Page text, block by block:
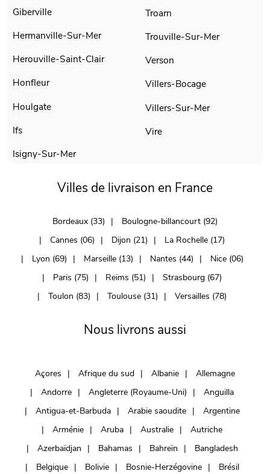
Giberville
Hermanville-Sur-Mer
Herouville-Saint-Clair
Honfleur
Houlgate
Ifs
Isigny-Sur-Mer
Troarn
Trouville-Sur-Mer
Verson
Villers-Bocage
Villers-Sur-Mer
Vire
Villes de livraison en France
Bordeaux (33)
Boulogne-billancourt (92)
Cannes (06)
Dijon (21)
La Rochelle (17)
Lyon (69)
Marseille (13) Nantes (44)
Nice (06)
Paris (75)
Reims (51)
Strasbourg (67)
Toulon (83)
Toulouse (31) Versailles (78)
Nous livrons aussi
Açores Afrique du sud Albanie
Allemagne
Andorre
Angleterre (Royaume-Uni)
Anguilla
Antigua-et-Barbuda
Arabie saoudite
Argentine
Arménie
Aruba Australie
Autriche
Azerbaïdjan
Bahamas Bahreïn
Bangladesh
Belgique
Bolivie Bosnie-Herzégovine
Brésil